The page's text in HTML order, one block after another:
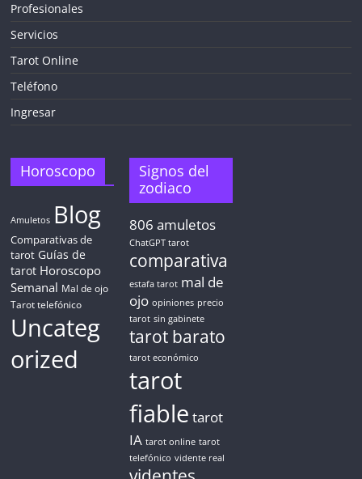
Profesionales
Servicios
Tarot Online
Teléfono
Ingresar
Horoscopo
Amuletos Blog
Comparativas de
tarot Guías de
tarot Horoscopo
Semanal Mal de ojo
Tarot telefónico
Uncateg
orized
Signos del
zodiaco
806 amuletos
ChatGPT tarot
comparativa
estafa tarot mal de
ojo opiniones precio
tarot sin gabinete
tarot barato
tarot económico
tarot
fiable tarot
IA tarot online tarot
telefónico vidente real